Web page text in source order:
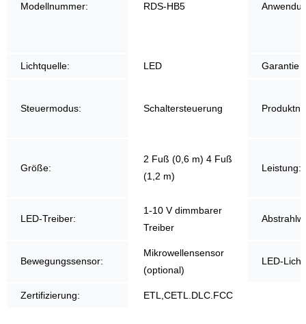
Modellnummer: RDS-HB5
Lichtquelle: LED Garantie
Steuermodus: Schaltersteuerung
Größe:
2 Fuß (0,6 m) 4 Fuß
(1,2 m)
Leistung:
LED-Treiber:
1-10 V dimmbarer
Treiber
Bewegungssensor:
Mikrowellensensor
(optional)
LED-
Zertifizierung: ETL,CETL.DLC.FCC